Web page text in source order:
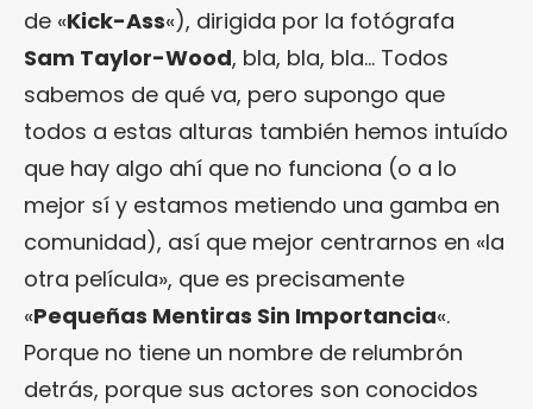
de «Kick-Ass«), dirigida por la fotógrafa
Sam Taylor-Wood, bla, bla, bla… Todos
sabemos de qué va, pero supongo que
todos a estas alturas también hemos intuído
que hay algo ahí que no funciona (o a lo
mejor sí y estamos metiendo una gamba en
comunidad), así que mejor centrarnos en «la
otra película», que es precisamente
«Pequeñas Mentiras Sin Importancia«.
Porque no tiene un nombre de relumbrón
detrás, porque sus actores son conocidos